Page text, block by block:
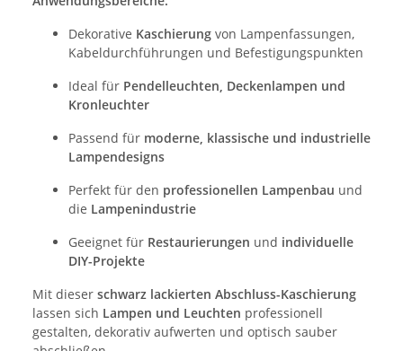
Dekorative Kaschierung von Lampenfassungen,
Kabeldurchführungen und Befestigungspunkten
Ideal für Pendelleuchten, Deckenlampen und
Kronleuchter
Passend für moderne, klassische und industrielle
Lampendesigns
Perfekt für den professionellen Lampenbau und
die Lampenindustrie
Geeignet für Restaurierungen und individuelle
DIY-Projekte
Mit dieser schwarz lackierten Abschluss-Kaschierung
lassen sich Lampen und Leuchten professionell
gestalten, dekorativ aufwerten und optisch sauber